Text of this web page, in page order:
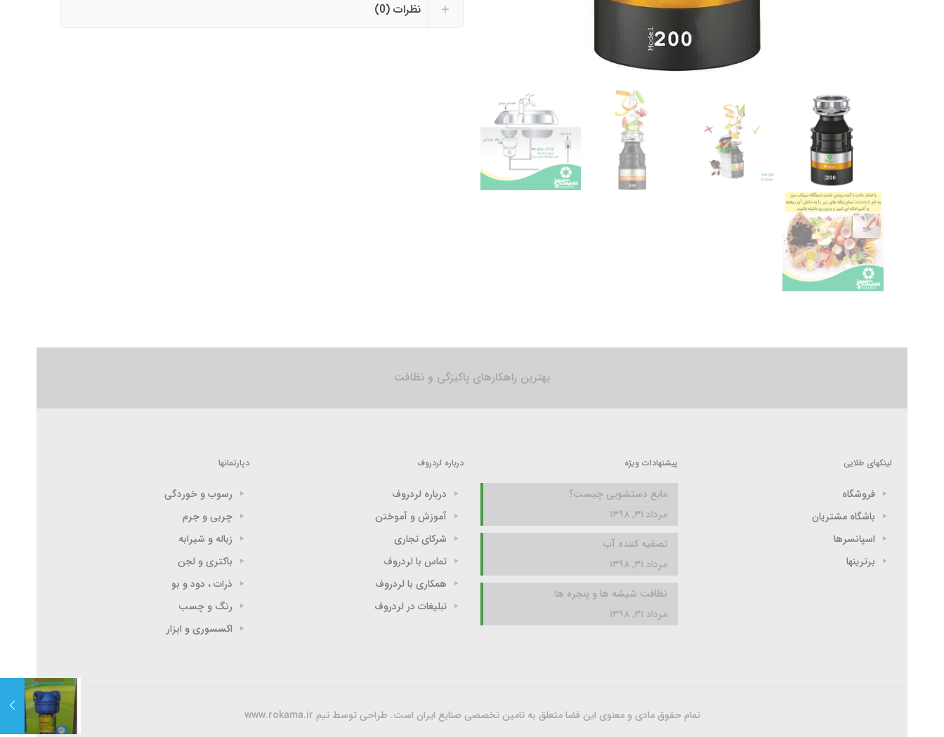
نظرات (0)
بهترین راهکارهای پاکیزگی و نظافت
لینکهای طلایی
فروشگاه
باشگاه مشتریان
اسپانسرها
برترینها
پیشنهادات ویژه
مایع دستشویی چیست؟
مرداد ۳۱, ۱۳۹۸
تصفیه کننده آب
مرداد ۳۱, ۱۳۹۸
نظافت شیشه ها و پنجره ها
مرداد ۳۱, ۱۳۹۸
درباره لردروف
درباره لردروف
آموزش و آموختن
شرکای تجاری
تماس با لردروف
همکاری با لردروف
تبلیغات در لردروف
دپارتمانها
رسوب و خوردگی
چربی و جرم
زباله و شیرابه
باکتری و لجن
ذرات ، دود و بو
رنگ و چسب
اکسسوری و ابزار
تمام حقوق مادی و معنوی این فضا متعلق به تامین تخصصی صنایع ایران است. طراحی توسط تیم www.rokama.ir